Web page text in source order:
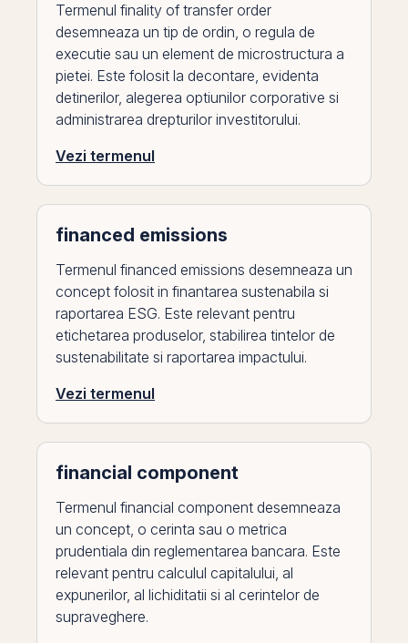
Termenul finality of transfer order
desemneaza un tip de ordin, o regula de
executie sau un element de microstructura a
pietei. Este folosit la decontare, evidenta
detinerilor, alegerea optiunilor corporative si
administrarea drepturilor investitorului.
Vezi termenul
financed emissions
Termenul financed emissions desemneaza un
concept folosit in finantarea sustenabila si
raportarea ESG. Este relevant pentru
etichetarea produselor, stabilirea tintelor de
sustenabilitate si raportarea impactului.
Vezi termenul
financial component
Termenul financial component desemneaza
un concept, o cerinta sau o metrica
prudentiala din reglementarea bancara. Este
relevant pentru calculul capitalului, al
expunerilor, al lichiditatii si al cerintelor de
supraveghere.